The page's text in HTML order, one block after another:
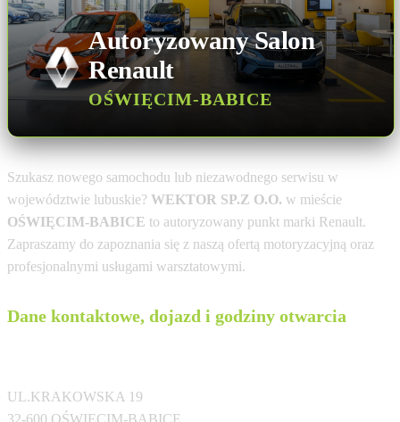
Autoryzowany Salon
Renault
OŚWIĘCIM-BABICE
Szukasz nowego samochodu lub niezawodnego serwisu w
województwie lubuskie? WEKTOR SP.Z O.O. w mieście
OŚWIĘCIM-BABICE to autoryzowany punkt marki Renault.
Zapraszamy do zapoznania się z naszą ofertą motoryzacyjną oraz
profesjonalnymi usługami warsztatowymi.
Dane kontaktowe, dojazd i godziny otwarcia
UL.KRAKOWSKA 19
32-600 OŚWIĘCIM-BABICE